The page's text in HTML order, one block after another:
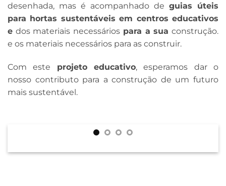
desenhada, mas é acompanhado de guias úteis
para hortas sustentáveis em centros educativos
e dos materiais necessários para a sua construção.
e os materiais necessários para as construir.
Com este projeto educativo, esperamos dar o
nosso contributo para a construção de um futuro
mais sustentável.